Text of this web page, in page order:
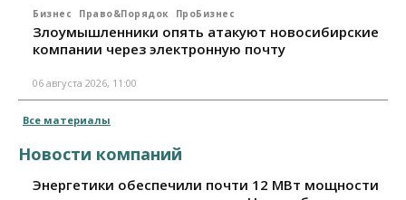
Бизнес Право&Порядок ПроБизнес
Злоумышленники опять атакуют новосибирские
компании через электронную почту
06 августа 2026, 11:00
Все материалы
Новости компаний
Энергетики обеспечили почти 12 МВт мощности